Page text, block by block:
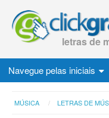
letras de
Navegue pelas iniciais
MÚSICA LETRAS DE